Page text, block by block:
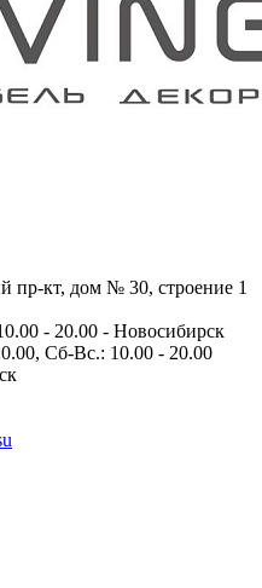
пр-кт, дом № 30, строение 1
Сб-Вс.: 10.00 - 20.00